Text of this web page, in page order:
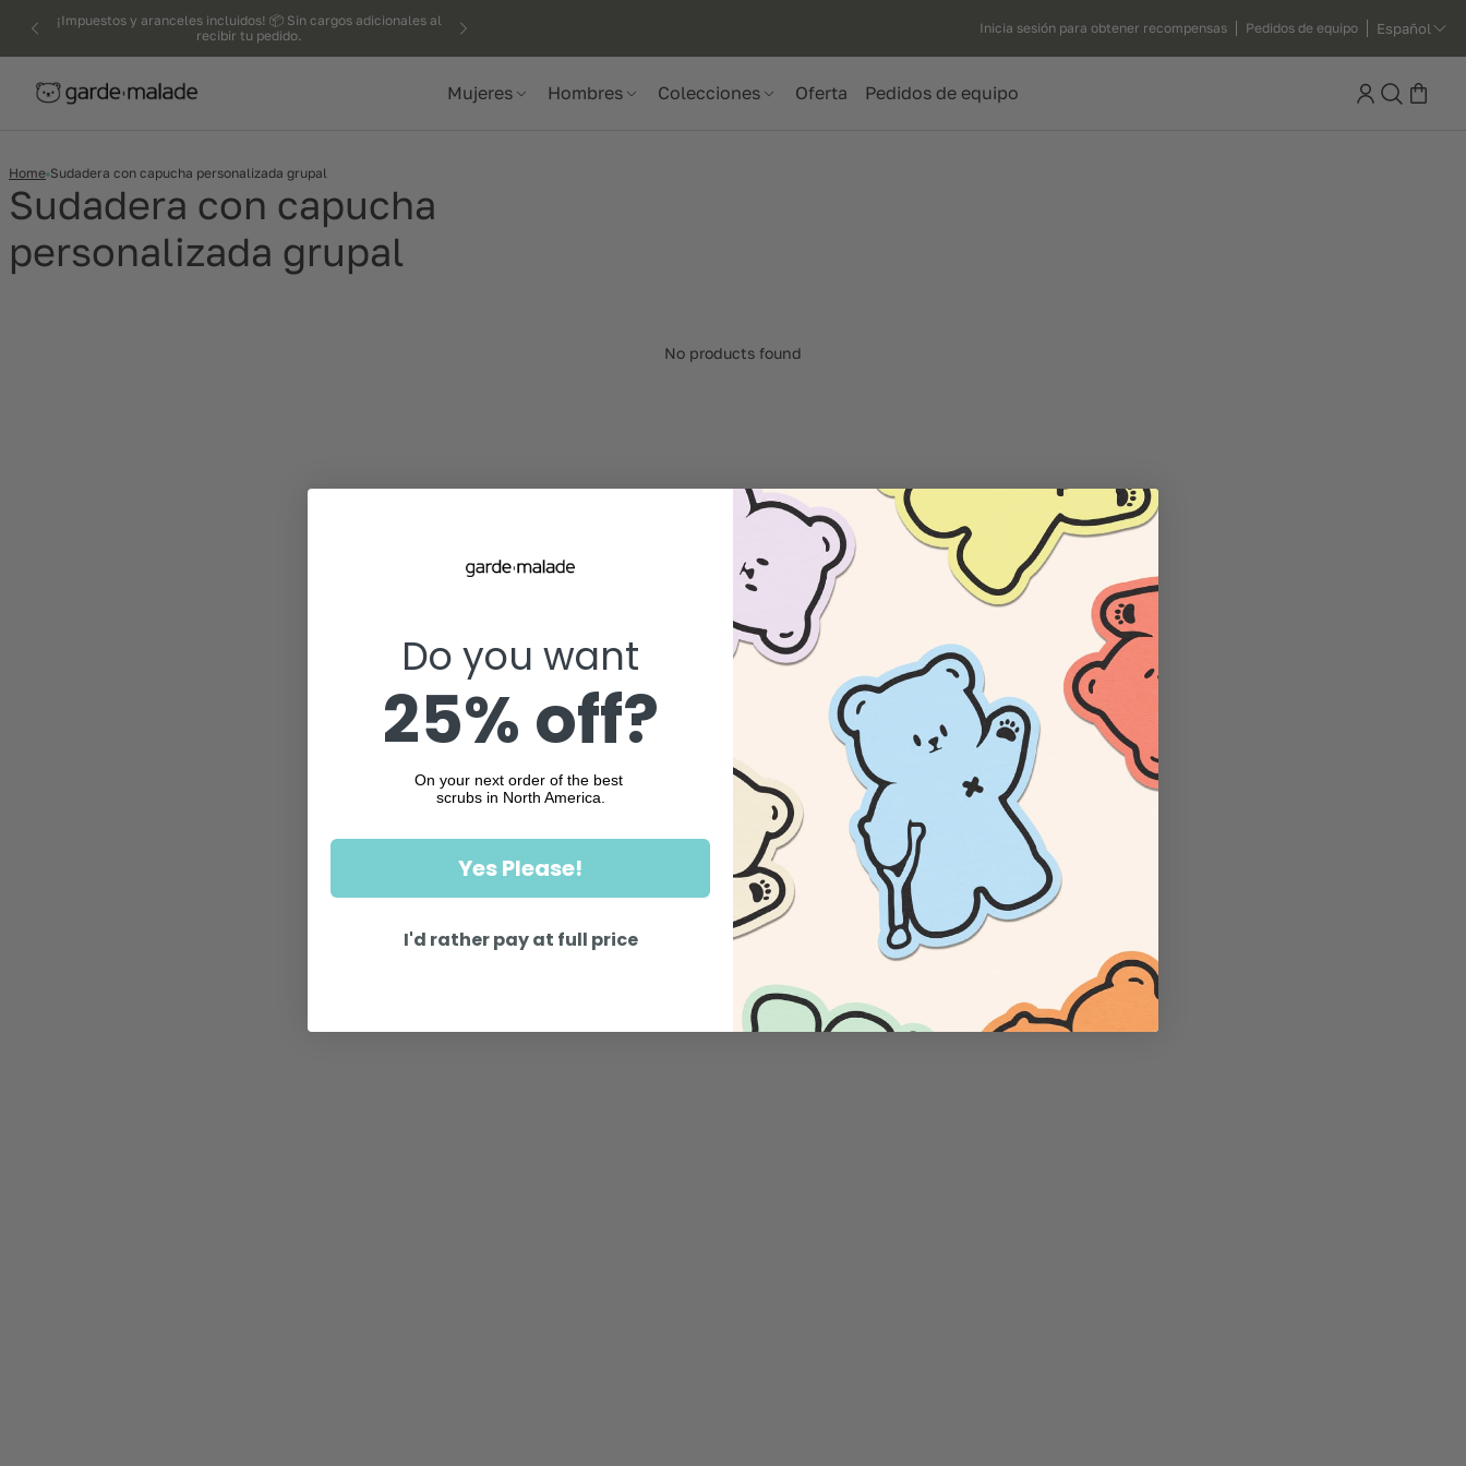
to
¡Impuestos y aranceles incluidos! 📦 Sin cargos adicionales al
recibir tu pedido.
Inicia sesión para obtener recompensas Pedidos de equipo Español
Mujeres Hombres Colecciones Oferta Pedidos de equipo Search
Home Sudadera con capucha personalizada grupal
Sudadera con capucha
personalizada grupal
No products found
Do you want
25% off?
On your next order of the best
scrubs in North America.
Yes Please!
I'd rather pay at full price